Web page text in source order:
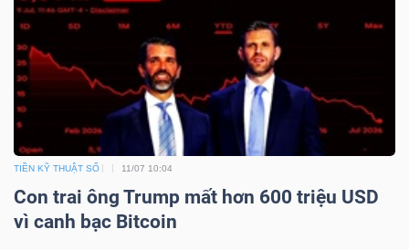
TIỀN KỸ THUẬT SỐ 11/07 10:04
Con trai ông Trump mất hơn 600 triệu USD
vì canh bạc Bitcoin
Mã
chứng
khoán
(-)
Tất cả Cổ phiếu Chỉ số Chứng chỉ quỹ Chứng
Lãnh